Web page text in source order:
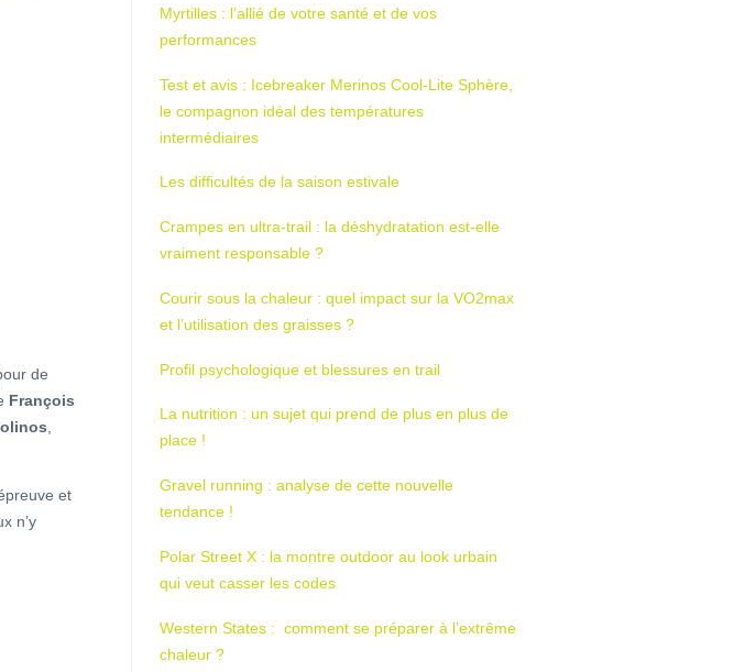
de
François
et
n’y
Myrtilles : l’allié de votre santé et de vos
performances
Test et avis : Icebreaker Merinos Cool-Lite Sphère,
le compagnon idéal des températures
intermédiaires
Les difficultés de la saison estivale
Crampes en ultra-trail : la déshydratation est-elle
vraiment responsable ?
Courir sous la chaleur : quel impact sur la VO2max
et l’utilisation des graisses ?
Profil psychologique et blessures en trail
La nutrition : un sujet qui prend de plus en plus de
place !
Gravel running : analyse de cette nouvelle
tendance !
Polar Street X : la montre outdoor au look urbain
qui veut casser les codes
Western States : comment se préparer à l’extrême
chaleur ?